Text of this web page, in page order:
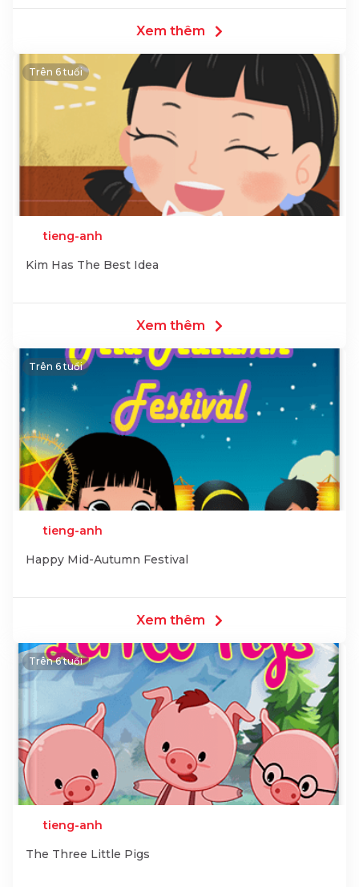
Xem thêm
Trên 6 tuổi
tieng-anh
Kim Has The Best Idea
Xem thêm
Trên 6 tuổi
tieng-anh
Happy Mid-Autumn Festival
Xem thêm
Trên 6 tuổi
tieng-anh
The Three Little Pigs